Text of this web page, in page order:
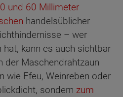
und 60 Millimeter
handelsüblicher
– wer
kann es auch sichtbar
der Maschendrahtzaun
wie Efeu, Weinreben oder
sondern zum